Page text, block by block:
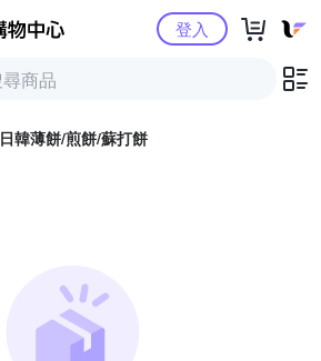
Yahoo購物中心登入
日韓薄餅/煎餅/蘇打餅